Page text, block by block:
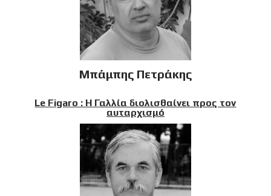
Μπάμπης Πετράκης
Le Figaro : Η Γαλλία διολισθαίνει προς τον
αυταρχισμό